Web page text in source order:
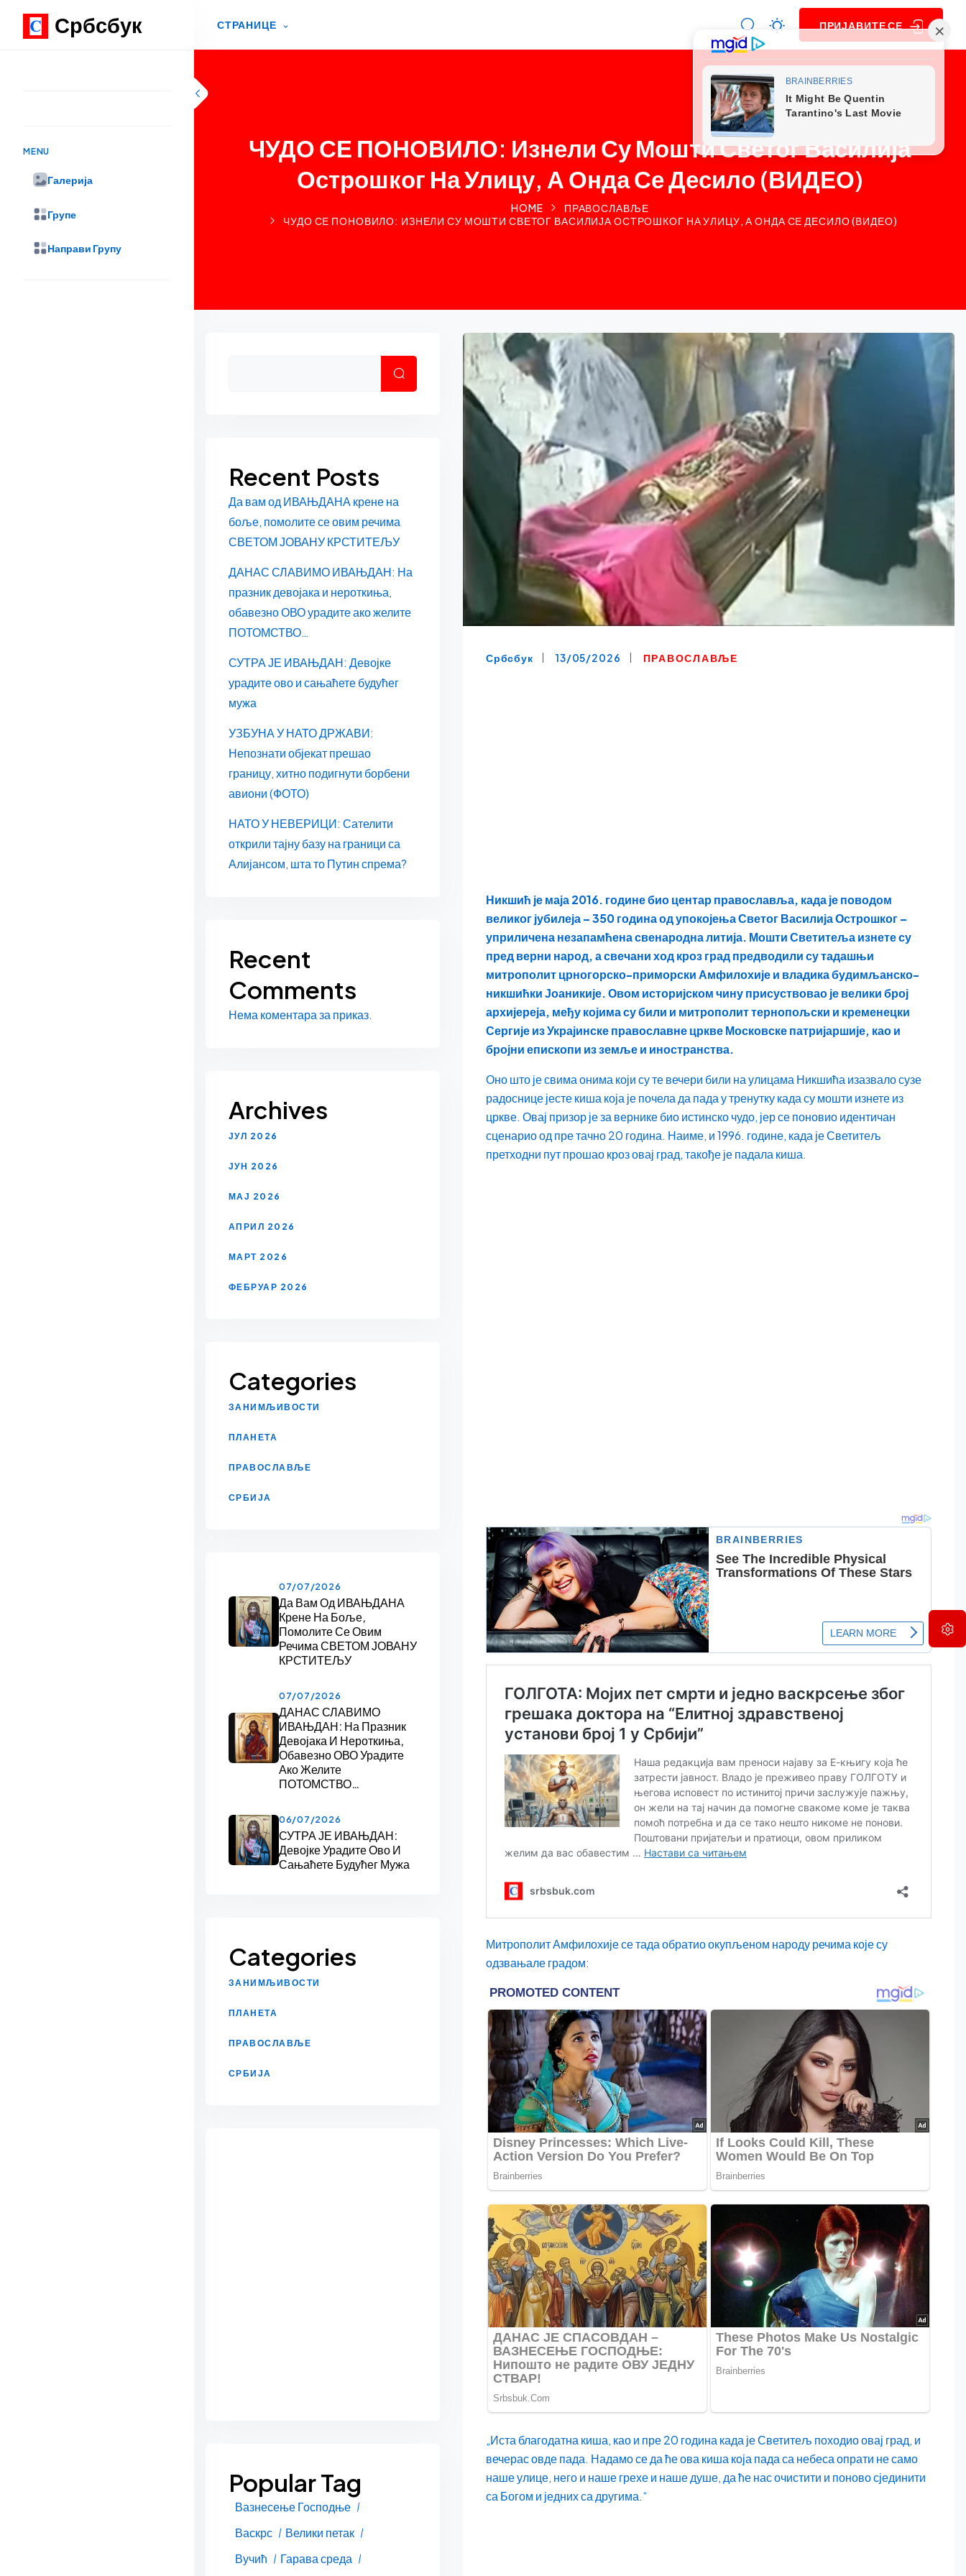
Србсбук
MENU
Галерија
Групе
Направи Групу
СТРАНИЦЕ ПРИЈАВИТЕ СЕ
ЧУДО СЕ ПОНОВИЛО: Изнели Су Мошти Светог Василија
Острошког На Улицу, А Онда Се Десило (ВИДЕО)
HOME
ПРАВОСЛАВЉЕ
ЧУДО СЕ ПОНОВИЛО: ИЗНЕЛИ СУ МОШТИ СВЕТОГ ВАСИЛИЈА ОСТРОШКОГ НА УЛИЦУ, А ОНДА СЕ ДЕСИЛО (ВИДЕО)
Србсбук 13/05/2026 ПРАВОСЛАВЉЕ
Никшић је маја 2016. године био центар православља, када је поводом
великог јубилеја – 350 година од упокојења Светог Василија Острошког –
уприличена незапамћена свенародна литија. Мошти Светитеља изнете су
пред верни народ, а свечани ход кроз град предводили су тадашњи
митрополит црногорско-приморски Амфилохије и владика будимљанско-
никшићки Јоаникије. Овом историјском чину присуствовао је велики број
архијереја, међу којима су били и митрополит тернопољски и кременецки
Сергије из Украјинске православне цркве Московске патријаршије, као и
бројни епископи из земље и иностранства.
Оно што је свима онима који су те вечери били на улицама Никшића изазвало сузе
радоснице јесте киша која је почела да пада у тренутку када су мошти изнете из
цркве. Овај призор је за вернике био истинско чудо, јер се поновио идентичан
сценарио од пре тачно 20 година. Наиме, и 1996. године, када је Светитељ
претходни пут прошао кроз овај град, такође је падала киша.
Митрополит Амфилохије се тада обратио окупљеном народу речима које су
одзвањале градом:
„Иста благодатна киша, као и пре 20 година када је Светитељ походио овај град, и
вечерас овде пада. Надамо се да ће ова киша која пада са небеса опрати не само
наше улице, него и наше грехе и наше душе, да ће нас очистити и поново сјединити
са Богом и једних са другима.“
Recent Posts
Да вам од ИВАЊДАНА крене на
боље, помолите се овим речима
СВЕТОМ ЈОВАНУ КРСТИТЕЉУ
ДАНАС СЛАВИМО ИВАЊДАН: На
празник девојака и нероткиња,
обавезно ОВО урадите ако желите
ПОТОМСТВО…
СУТРА ЈЕ ИВАЊДАН: Девојке
урадите ово и сањаћете будућег
мужа
УЗБУНА У НАТО ДРЖАВИ:
Непознати објекат прешао
границу, хитно подигнути борбени
авиони (ФОТО)
НАТО У НЕВЕРИЦИ: Сателити
открили тајну базу на граници са
Алијансом, шта то Путин спрема?
Recent
Comments
Нема коментара за приказ.
Archives
ЈУЛ 2026
ЈУН 2026
МАЈ 2026
АПРИЛ 2026
МАРТ 2026
ФЕБРУАР 2026
Categories
ЗАНИМЉИВОСТИ
ПЛАНЕТА
ПРАВОСЛАВЉЕ
СРБИЈА
07/07/2026
Да Вам Од ИВАЊДАНА
Крене На Боље,
Помолите Се Овим
Речима СВЕТОМ ЈОВАНУ
КРСТИТЕЉУ
07/07/2026
ДАНАС СЛАВИМО
ИВАЊДАН: На Празник
Девојака И Нероткиња,
Обавезно ОВО Урадите
Ако Желите
ПОТОМСТВО…
06/07/2026
СУТРА ЈЕ ИВАЊДАН:
Девојке Урадите Ово И
Сањаћете Будућег Мужа
Categories
ЗАНИМЉИВОСТИ
ПЛАНЕТА
ПРАВОСЛАВЉЕ
СРБИЈА
Popular Tag
Вазнесење Господње
Васкрс
Велики петак
Вучић
Гарава среда